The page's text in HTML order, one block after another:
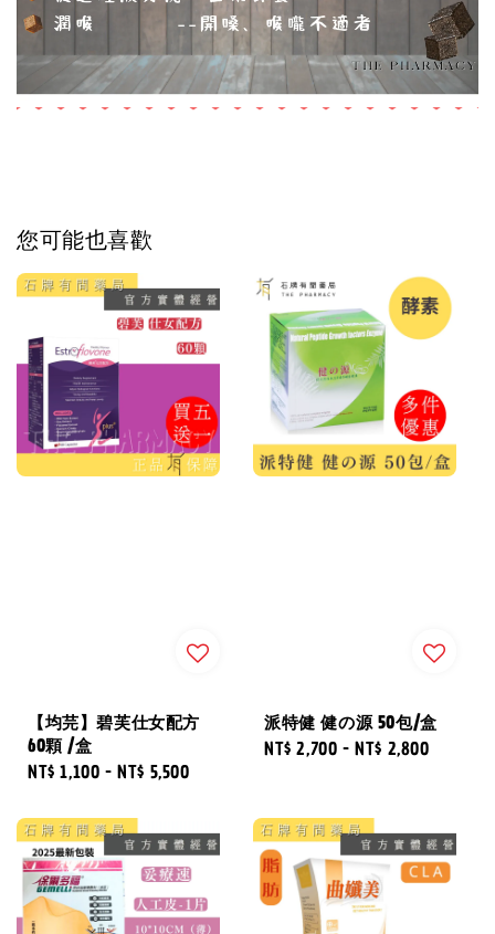
您可能也喜歡
【均芫】碧芙仕女配方
60顆 /盒
Regular
NT$ 1,100 -NT$ 5,500
派特健 健の源 50包/盒
Regular
NT$ 2,700 -NT$ 2,800